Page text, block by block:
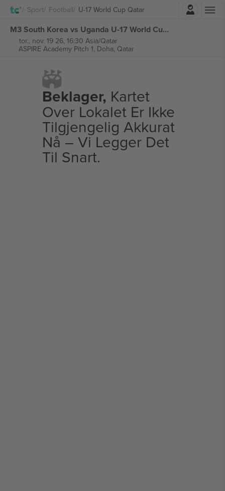
Sport Football U-17 World Cup Qatar
Logg Inn
M3 South Korea vs Uganda U-17 World Cup Qatar billetter
tor., nov. 19 26, 16:30 Asia/Qatar
ASPIRE Academy Pitch 1, Doha, Qatar
Beklager, Kartet
Over Lokalet Er Ikke
Tilgjengelig Akkurat
Nå – Vi Legger Det
Til Snart.